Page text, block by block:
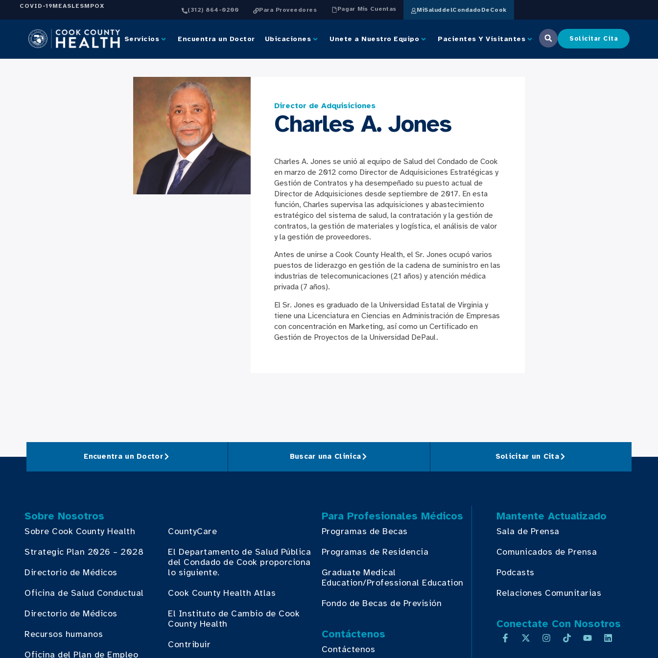
COVID-19MEASLESMPOX
(312) 864-0200 Para Proveedores Pagar Mis Cuentas MiSaluddelCondadoDeCook
Servicios Encuentra un Doctor Ubicaciones Unete a Nuestro Equipo Pacientes Y Visitantes Solicitar Cita
Director de Adquisiciones
Charles A. Jones
Charles A. Jones se unió al equipo de Salud del Condado de Cook
en marzo de 2012 como Director de Adquisiciones Estratégicas y
Gestión de Contratos y ha desempeñado su puesto actual de
Director de Adquisiciones desde septiembre de 2017. En esta
función, Charles supervisa las adquisiciones y abastecimiento
estratégico del sistema de salud, la contratación y la gestión de
contratos, la gestión de materiales y logística, el análisis de valor
y la gestión de proveedores.
Antes de unirse a Cook County Health, el Sr. Jones ocupó varios
puestos de liderazgo en gestión de la cadena de suministro en las
industrias de telecomunicaciones (21 años) y atención médica
privada (7 años).
El Sr. Jones es graduado de la Universidad Estatal de Virginia y
tiene una Licenciatura en Ciencias en Administración de Empresas
con concentración en Marketing, así como un Certificado en
Gestión de Proyectos de la Universidad DePaul.
Encuentra un Doctor Buscar una Clinica Solicitar un Cita
Sobre Nosotros
Sobre Cook County Health
Strategic Plan 2026 – 2028
Directorio de Médicos
Oficina de Salud Conductual
Directorio de Médicos
Recursos humanos
Oficina del Plan de Empleo
CountyCare
El Departamento de Salud Pública
del Condado de Cook proporciona
lo siguiente.
Cook County Health Atlas
El Instituto de Cambio de Cook
County Health
Contribuir
Para Profesionales Médicos
Programas de Becas
Programas de Residencia
Graduate Medical
Education/Professional Education
Fondo de Becas de Previsión
Contáctenos
Contáctenos
Mantente Actualizado
Sala de Prensa
Comunicados de Prensa
Podcasts
Relaciones Comunitarias
Conectate Con Nosotros